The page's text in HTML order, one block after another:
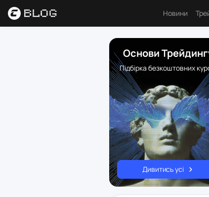
Новини
Основи
Підбірка безкоштовних
Дивитись усі